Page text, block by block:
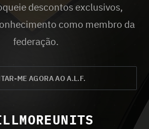
descontos exclusivos,
como membro da
federação.
ME AGORA AO A.L.F.